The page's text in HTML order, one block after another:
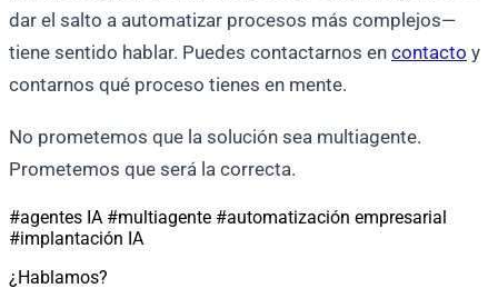
dar el salto a automatizar procesos más complejos—
tiene sentido hablar. Puedes contactarnos en contacto y
contarnos qué proceso tienes en mente.
No prometemos que la solución sea multiagente.
Prometemos que será la correcta.
#agentes IA #multiagente #automatización empresarial
#implantación IA
¿Hablamos?